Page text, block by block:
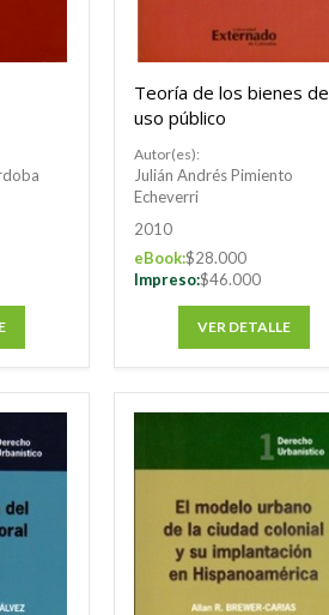
Teoría de los bienes de
uso público
Autor(es):
Julián Andrés Pimiento
Echeverri
2010
eBook:$28.000
Impreso:$46.000
VER DETALLE